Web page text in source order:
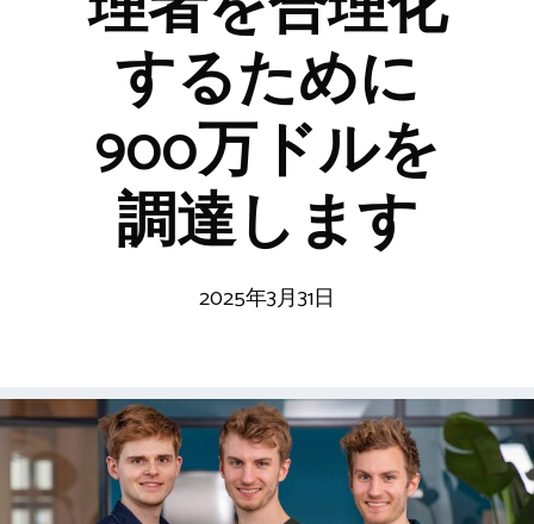
するために
900万ドルを
調達します
2025年3月31日